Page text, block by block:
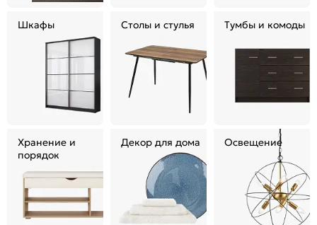
Шкафы Столы и стулья Тумбы и комоды
Хранение и
порядок
Декор для дома Освещение